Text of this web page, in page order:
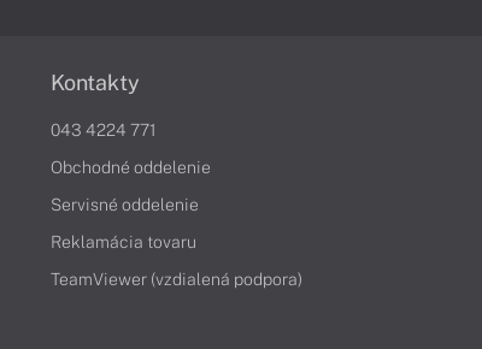
Kontakty
043 4224 771
Obchodné oddelenie
Servisné oddelenie
Reklamácia tovaru
TeamViewer (vzdialená podpora)